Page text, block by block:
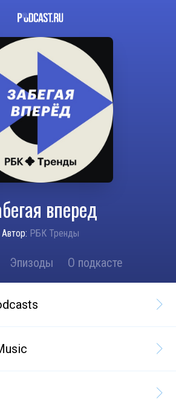
вперед
Автор: РБК Тренды
Эпизоды О подкасте